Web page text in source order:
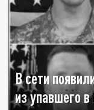
В сети
из упавшего в